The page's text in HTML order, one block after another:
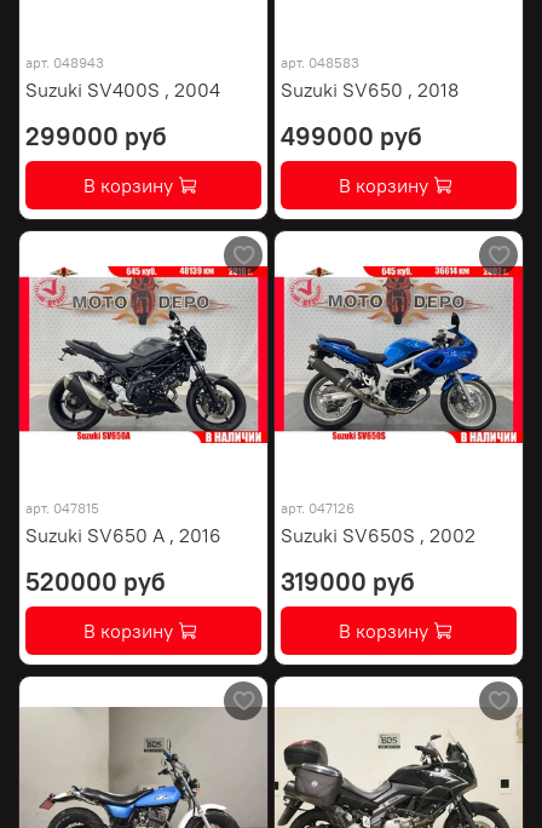
арт. 048943
Suzuki SV400S , 2004
299000 руб
В корзину
арт. 048583
Suzuki SV650 , 2018
499000 руб
В корзину
арт. 047815
Suzuki SV650 A , 2016
520000 руб
В корзину
арт. 047126
Suzuki SV650S , 2002
319000 руб
В корзину